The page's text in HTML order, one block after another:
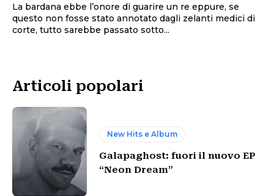
La bardana ebbe l’onore di guarire un re eppure, se
questo non fosse stato annotato dagli zelanti medici di
corte, tutto sarebbe passato sotto...
Articoli popolari
New Hits e Album
Galapaghost: fuori il nuovo EP
“Neon Dream”